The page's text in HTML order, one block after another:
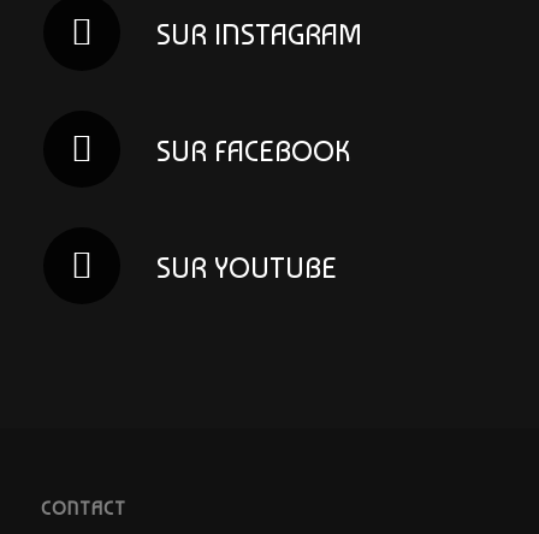
SUR INSTAGRAM
SUR FACEBOOK
SUR YOUTUBE
CONTACT